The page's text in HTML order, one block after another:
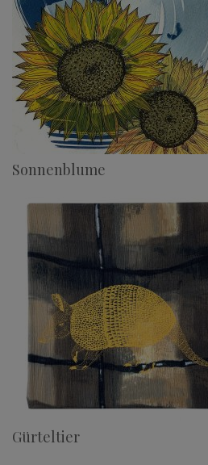
Sonnenblume
Gürteltier